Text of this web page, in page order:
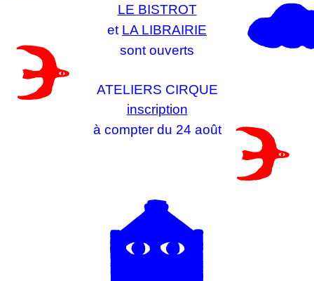
LE BISTROT
et LA LIBRAIRIE
sont ouverts
ATELIERS CIRQUE
inscription
à compter du 24 août